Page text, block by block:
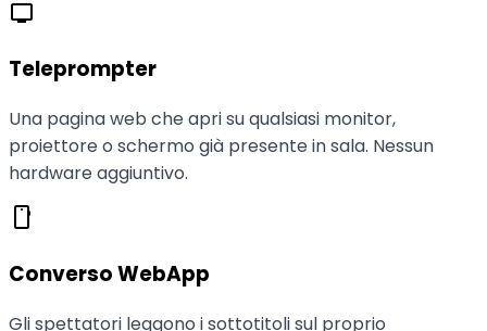
tv
Teleprompter
Una pagina web che apri su qualsiasi monitor,
proiettore o schermo già presente in sala. Nessun
hardware aggiuntivo.
smartphone
Converso WebApp
Gli spettatori leggono i sottotitoli sul proprio